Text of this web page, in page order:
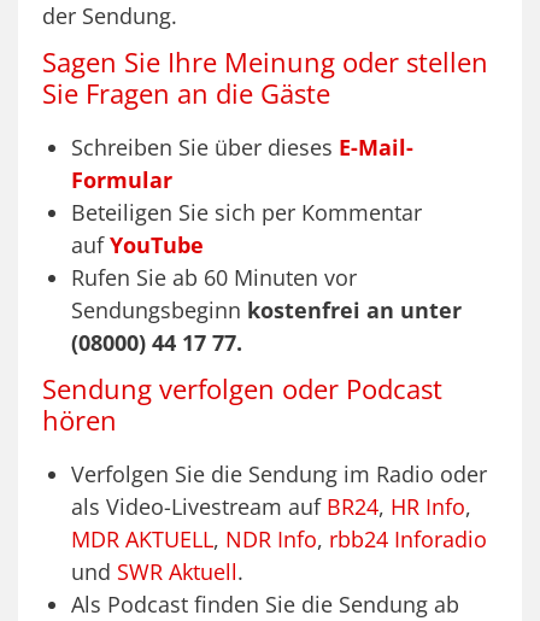
der Sendung.
Sagen Sie Ihre Meinung oder stellen
Sie Fragen an die Gäste
Schreiben Sie über dieses E-Mail-
Formular
Beteiligen Sie sich per Kommentar
aufYouTube
Rufen Sie ab 60 Minuten vor
Sendungsbeginn kostenfrei an unter
(08000) 44 17 77.
Sendung verfolgen oder Podcast
hören
Verfolgen Sie die Sendung im Radio oder
als Video-Livestream auf BR24, HR Info,
MDR AKTUELL, NDR Info, rbb24 Inforadio
und SWR Aktuell.
Als Podcast finden Sie die Sendung ab